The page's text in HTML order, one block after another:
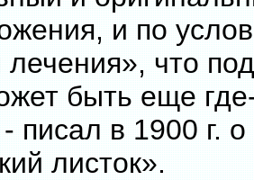
и по
что
быть еще
писал в 1900 г.
листок».